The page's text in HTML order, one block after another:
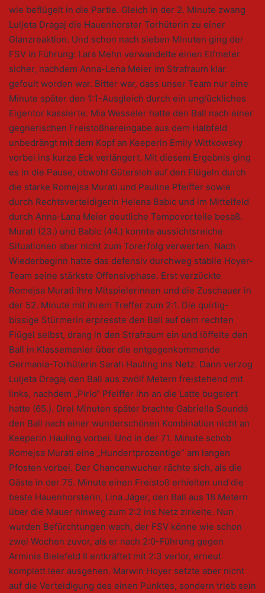
wie beflügelt in die Partie. Gleich in der 2. Minute zwang
Luljeta Dragaj die Hauenhorster Torhüterin zu einer
Glanzreaktion. Und schon nach sieben Minuten ging der
FSV in Führung: Lara Mehn verwandelte einen Elfmeter
sicher, nachdem Anna-Lena Meier im Strafraum klar
gefoult worden war. Bitter war, dass unser Team nur eine
Minute später den 1:1-Ausgleich durch ein unglückliches
Eigentor kassierte. Mia Wesseler hatte den Ball nach einer
gegnerischen Freistoßhereingabe aus dem Halbfeld
unbedrängt mit dem Kopf an Keeperin Emily Wittkowsky
vorbei ins kurze Eck verlängert. Mit diesem Ergebnis ging
es in die Pause, obwohl Gütersloh auf den Flügeln durch
die starke Romejsa Murati und Pauline Pfeiffer sowie
durch Rechtsverteidigerin Helena Babic und im Mittelfeld
durch Anna-Lana Meier deutliche Tempovorteile besaß.
Murati (23.) und Babic (44.) konnte aussichtsreiche
Situationen aber nicht zum Torerfolg verwerten. Nach
Wiederbeginn hatte das defensiv durchweg stabile Hoyer-
Team seine stärkste Offensivphase. Erst verzückte
Romejsa Murati ihre Mitspielerinnen und die Zuschauer in
der 52. Minute mit ihrem Treffer zum 2:1. Die quirlig-
bissige Stürmerin erpresste den Ball auf dem rechten
Flügel selbst, drang in den Strafraum ein und löffelte den
Ball in Klassemanier über die entgegenkommende
Germania-Torhüterin Sarah Hauling ins Netz. Dann verzog
Luljeta Dragaj den Ball aus zwölf Metern freistehend mit
links, nachdem „Pirlo“ Pfeiffer ihn an die Latte bugsiert
hatte (65.). Drei Minuten später brachte Gabriella Soundé
den Ball nach einer wunderschönen Kombination nicht an
Keeperin Hauling vorbei. Und in der 71. Minute schob
Romejsa Murati eine „Hundertprozentige“ am langen
Pfosten vorbei. Der Chancenwucher rächte sich, als die
Gäste in der 75. Minute einen Freistoß erhielten und die
beste Hauenhorsterin, Lina Jäger, den Ball aus 18 Metern
über die Mauer hinweg zum 2:2 ins Netz zirkelte. Nun
wurden Befürchtungen wach, der FSV könne wie schon
zwei Wochen zuvor, als er nach 2:0-Führung gegen
Arminia Bielefeld II entkräftet mit 2:3 verlor, erneut
komplett leer ausgehen. Marwin Hoyer setzte aber nicht
auf die Verteidigung des einen Punktes, sondern trieb sein